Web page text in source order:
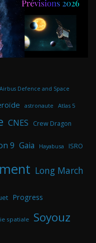
Airbus Defence and Space
astronaute Atlas 5
CNES Crew Dragon
9 Gaia Hayabusa ISRO
Long March
Progress
spatiale Soyouz